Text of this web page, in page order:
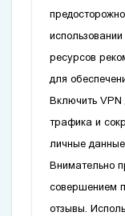
ресурсов
для
Включить VPN
трафика и
личные
Внимательно
совершением
отзывы.